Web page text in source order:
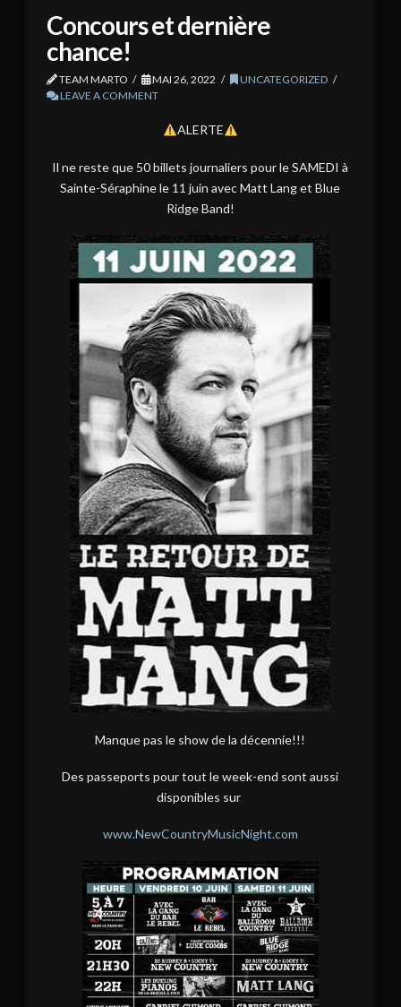
Concours et dernière
chance!
TEAM MARTO MAI 26, 2022
UNCATEGORIZED
LEAVE A COMMENT
ALERTE
Il ne reste que 50 billets journaliers pour le SAMEDI à
Sainte-Séraphine le 11 juin avec Matt Lang et Blue
Ridge Band!
Manque pas le show de la décennie!!!
Des passeports pour tout le week-end sont aussi
disponibles sur
www.NewCountryMusicNight.com